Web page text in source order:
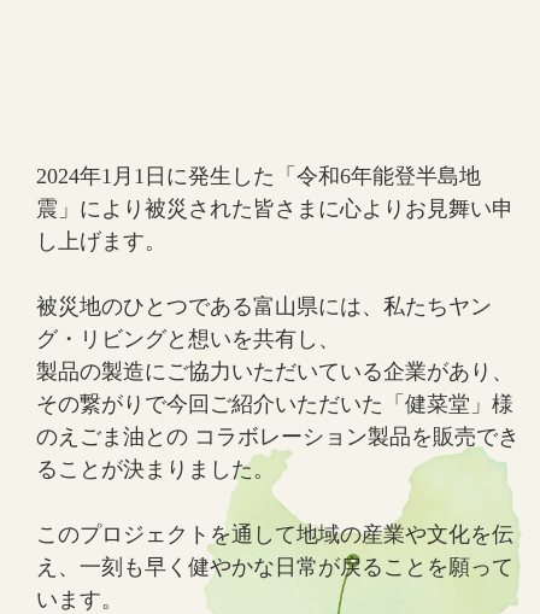
2024年1月1日に発生した「令和6年能登半島地
震」により被災された皆さまに心よりお見舞い申
し上げます。
被災地のひとつである富山県には、私たちヤン
グ・リビングと想いを共有し、
製品の製造にご協力いただいている企業があり、
その繋がりで今回ご紹介いただいた「健菜堂」様
のえごま油とのコラボレーション製品を販売でき
ることが決まりました。
このプロジェクトを通して地域の産業や文化を伝
え、一刻も早く健やかな日常が戻ることを願って
います。